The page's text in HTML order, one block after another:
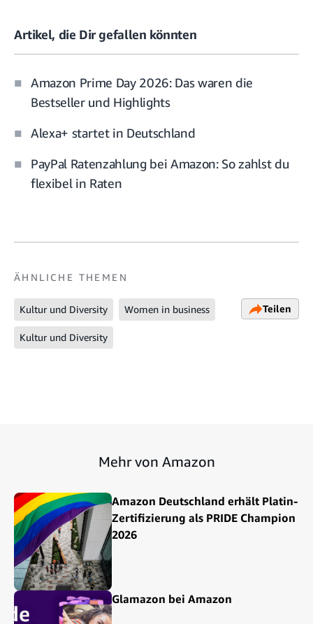
Artikel, die Dir gefallen könnten
Amazon Prime Day 2026: Das waren die
Bestseller und Highlights
Alexa+ startet in Deutschland
PayPal Ratenzahlung bei Amazon: So zahlst du
flexibel in Raten
ÄHNLICHE THEMEN
Kultur und Diversity Women in business
Kultur und Diversity
Teilen
Mehr von Amazon
Amazon Deutschland erhält Platin-
Zertifizierung als PRIDE Champion
2026
Glamazon bei Amazon